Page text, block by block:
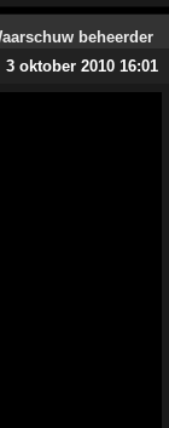
3 oktober 2010 16:01